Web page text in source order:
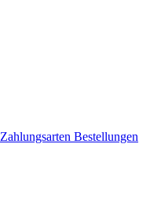
Zahlungsarten Bestellungen